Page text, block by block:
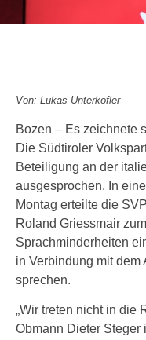
Von: Lukas Unterkofler
Bozen – Es zeichnete
Die Südtiroler
Beteiligung an der
ausgesprochen. In
Montag erteilte die
Roland Griessmair
Sprachminderheiten
in Verbindung mit dem
sprechen.
„Wir treten nicht in die
Obmann Dieter Steger